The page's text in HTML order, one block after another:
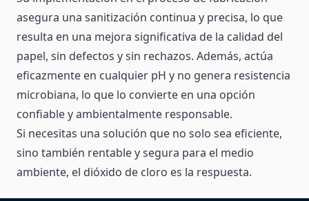
asegura una sanitización continua y precisa, lo que
resulta en una mejora significativa de la calidad del
papel, sin defectos y sin rechazos. Además, actúa
eficazmente en cualquier pH y no genera resistencia
microbiana, lo que lo convierte en una opción
confiable y ambientalmente responsable.
Si necesitas una solución que no solo sea eficiente,
sino también rentable y segura para el medio
ambiente, el dióxido de cloro es la respuesta.